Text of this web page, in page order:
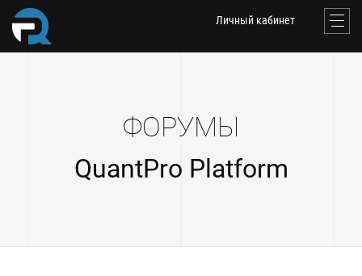
Личный кабинет
ФОРУМЫ
QuantPro Platform